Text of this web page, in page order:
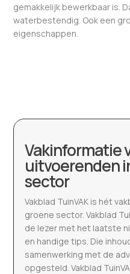
gemakkelijk bewerkbaar is.
waterbestendig. Ook een
eigenschappen.
Vakinformatie
uitvoerenden
sector
Vakblad TuinVAK is hét
groene sector. Vakblad
de lezer met het laatste
en handige tips. Die
samenwerking met de
opgesteld. Vakblad